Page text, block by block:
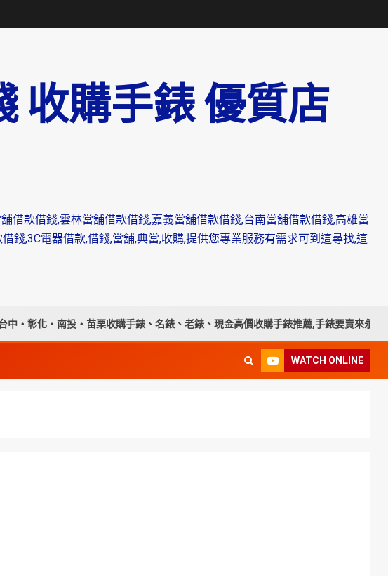
收購手錶 優質店
借款借錢,雲林當舖借款借錢,嘉義當舖借款借錢,台南當舖借款借錢,高雄當
錢,3C電器借款,借錢,當舖,典當,收購,提供您專業服務有需求可到這尋找,這
化・南投・苗栗收購手錶、名錶、老錶、現金高價收購手錶推薦,手錶要賣來永順腕錶就
WATCH ONLINE